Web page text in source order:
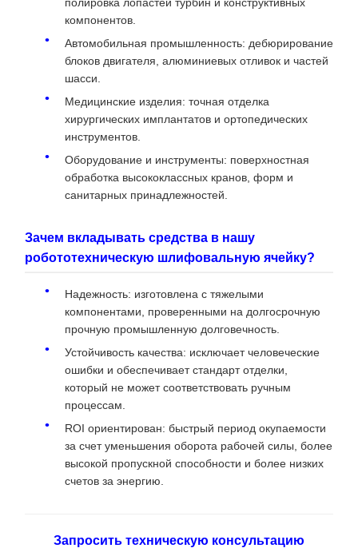
компонентов.
Автомобильная промышленность: дебюрирование
блоков двигателя, алюминиевых отливок и частей
шасси.
Медицинские изделия: точная отделка
хирургических имплантатов и ортопедических
инструментов.
Оборудование и инструменты: поверхностная
обработка высококлассных кранов, форм и
санитарных принадлежностей.
Зачем вкладывать средства в нашу
робототехническую шлифовальную ячейку?
Надежность: изготовлена с тяжелыми
компонентами, проверенными на долгосрочную
прочную промышленную долговечность.
Устойчивость качества: исключает человеческие
ошибки и обеспечивает стандарт отделки,
который не может соответствовать ручным
процессам.
ROI ориентирован: быстрый период окупаемости
за счет уменьшения оборота рабочей силы, более
высокой пропускной способности и более низких
счетов за энергию.
Запросить техническую консультацию